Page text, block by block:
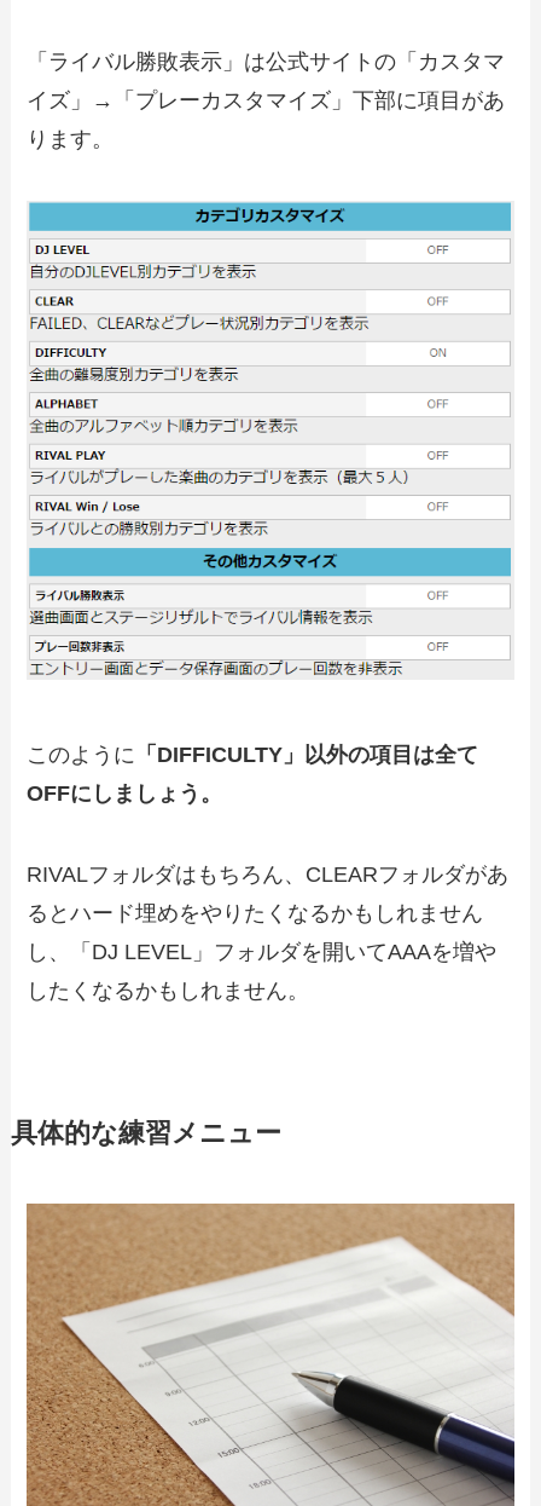
「ライバル勝敗表示」は公式サイトの「カスタマ
イズ」→「プレーカスタマイズ」下部に項目があ
ります。
このように 「DIFFICULTY」以外の項目は全て
OFFにしましょう。
RIVALフォルダはもちろん、CLEARフォルダがあ
るとハード埋めをやりたくなるかもしれません
し、「DJ LEVEL」フォルダを開いてAAAを増や
したくなるかもしれません。
具体的な練習メニュー